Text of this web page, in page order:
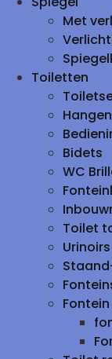
Met
Toiletten
Bidets
WC
Toilet
Urinoirs